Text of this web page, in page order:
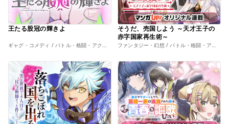
王たる股冠の輝きよ
ギャグ・コメディ / バトル・格闘・アクション
そうだ、売国しよう ～天才王子の
赤字国家再生術～
ファンタジー・幻想 / バトル・格闘・アクション